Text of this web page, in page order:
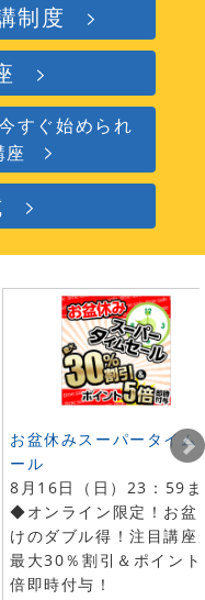
制度
すぐ始められ
お盆休みスーパータイム
ール
8月16日（日）23：59
◆オンライン限定！お盆
けのダブル得！注目講座
最大30％割引＆ポイン
倍即時付与！